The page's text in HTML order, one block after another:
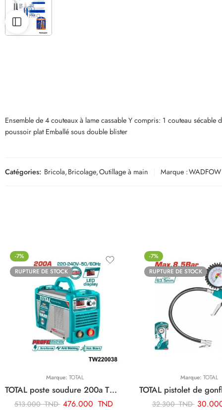
Ensemble de 4 couteaux à lame cassable Y compris: 1 couteau
poussoir plat Emballé sous double blister
Catégories: Bricola,Bricolage,Outillage à main Marque :WADFOW
-7%
RUPTURE DE STOCK
Marque: TOTAL
TOTAL poste soudure 200a TW220038
513.000TND 476.000 TND
-7%
RUPTURE DE STOCK
Marque: TOTAL
32.300TND